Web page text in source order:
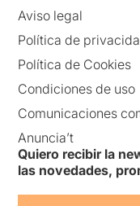
Aviso legal
Política de
Política de Cookies
Condiciones de uso
Comunicaciones
Anuncia’t
Quiero recibir la
las novedades,